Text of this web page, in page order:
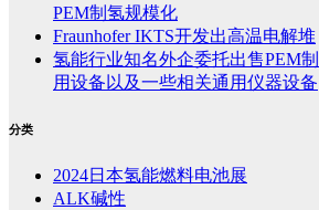
PEM制氢规模化
Fraunhofer IKTS开发出高温电解堆
氢能行业知名外企委托出售PEM
用设备以及一些相关通用仪器设备
分类
2024日本氢能燃料电池展
ALK碱性